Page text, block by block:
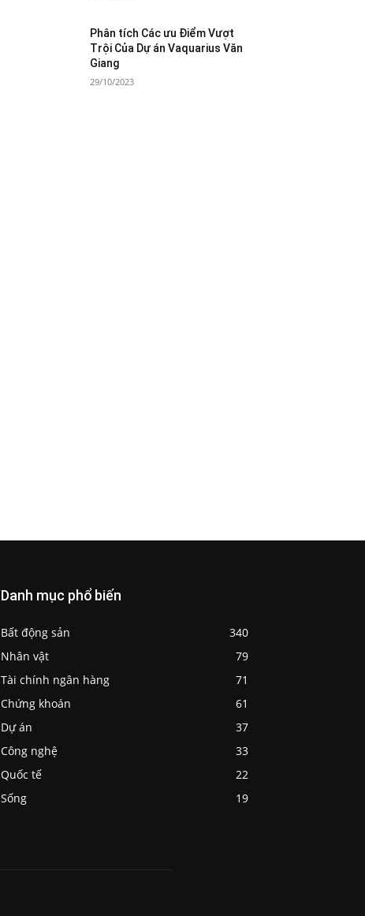
Phân tích Các ưu Điểm Vượt
Trội Của Dự án Vaquarius Văn
Giang
29/10/2023
Danh mục phổ biến
Bất động sản
340
Nhân vật
79
Tài chính ngân hàng
71
Chứng khoán
61
Dự án
37
Công nghệ
33
Quốc tế
22
Sống
19